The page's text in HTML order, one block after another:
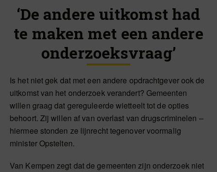
‘De andere uitkomst had
te maken met een andere
onderzoeksvraag’
Is het niet gek dat met een andere opdrachtgever ook de
uitkomst van het onderzoek verandert? Gemeenten
willen graag dat gereguleerde wietteelt tot de opties
behoort. Zij willen af van overlast van drugscriminelen –
hiermee stonden ze lijnrecht tegenover voormalig
minister Opstelten.
Van Kempen zegt dat de gemeenten zijn onderzoek niet